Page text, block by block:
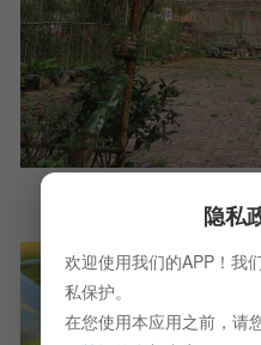
隐私
欢迎使用我们的APP！我
私保护。
在您使用本应用之前，请